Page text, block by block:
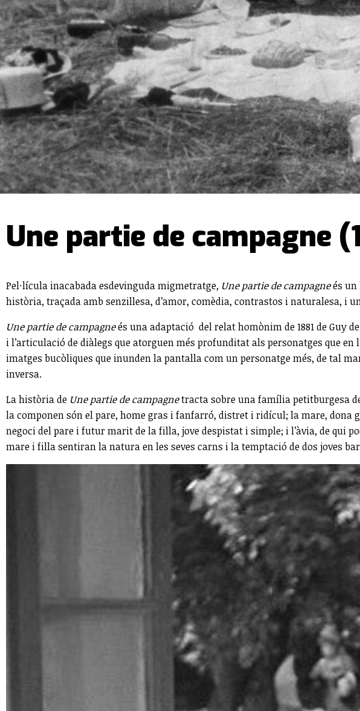
Une partie de campagne
Pel·lícula inacabada esdevinguda migmetratge, Une partie de campagneés un
història, traçada amb senzillesa, d’amor, comèdia, contrastos i naturalesa, i
Une partie de campagneés una adaptació del relat homònim de 1881 de Guy
i l’articulació de diàlegs que atorguen més profunditat als personatges que
imatges bucòliques que inunden la pantalla com un personatge més, de tal
inversa.
La història de Une partie de campagnetracta sobre una família petitburgesa
la componen són el pare, home gras i fanfarró, distret i ridícul; la mare,
negoci del pare i futur marit de la filla, jove despistat i simple; i l’àvia, de qui
mare i filla sentiran la natura en les seves carns i la temptació de dos joves